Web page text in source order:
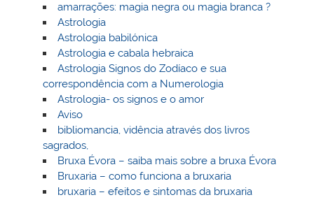
amarrações: magia negra ou magia branca ?
Astrologia
Astrologia babilónica
Astrologia e cabala hebraica
Astrologia Signos do Zodíaco e sua
correspondência com a Numerologia
Astrologia- os signos e o amor
Aviso
bibliomancia, vidência através dos livros
sagrados,
Bruxa Évora – saiba mais sobre a bruxa Évora
Bruxaria – como funciona a bruxaria
bruxaria – efeitos e sintomas da bruxaria